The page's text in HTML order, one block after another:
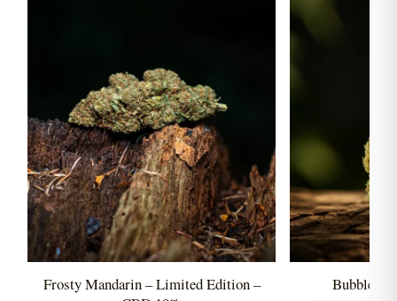
Frosty Mandarin – Limited Edition –